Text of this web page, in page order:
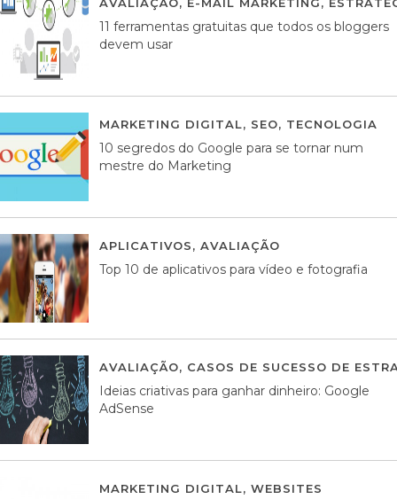
11 ferramentas gratuitas que todos os bloggers
devem usar
MARKETING DIGITAL, SEO, TECNOLOGIA
10 segredos do Google para se tornar num
mestre do Marketing
APLICATIVOS, AVALIAÇÃO
Top 10 de aplicativos para vídeo e fotografia
AVALIAÇÃO, CASOS DE SUCESSO DE
Ideias criativas para ganhar dinheiro: Google
AdSense
MARKETING DIGITAL, WEBSITES